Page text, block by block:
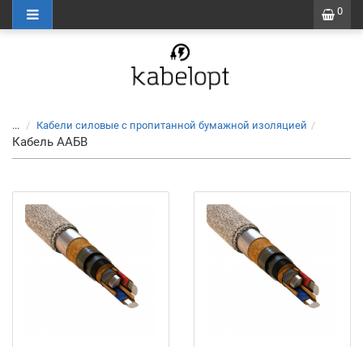
0
... Кабели силовые с пропитанной бумажной изоляцией
Кабель ААБВ